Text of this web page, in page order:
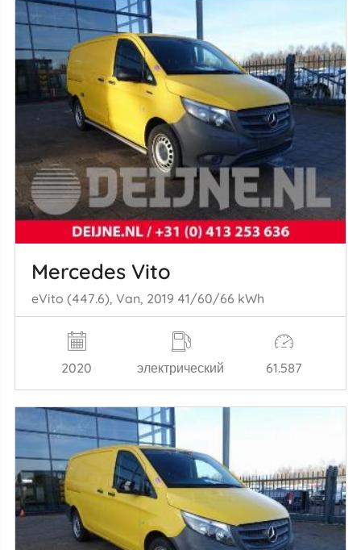
Mercedes Vito
eVito (447.6), Van, 2019 41/60/66 kWh
2020 электрический 61.587